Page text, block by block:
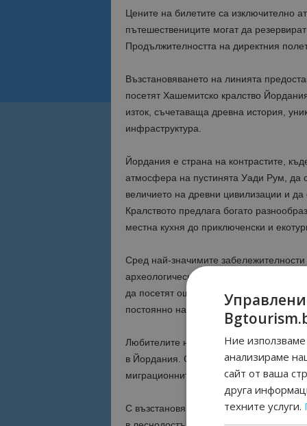
Цените на билетите са изключително
пътешествениците могат да
Продължителността на директния
Възстановяването на линията
посетят Хашемитско кралство
изток, съчетаваща древна история,
инфраструктура.
Йордания е страна на контрастите,
атмосфера на пустинята Уади Рум, да
величието на древни цивилизации и
Кралството предлага богато
местна кухня до приключенски и
Сред най-значимите
археологически обекти в света и част
да посетят още отлично запазения
постоянно населени градове на
Любителите на природата и
в Йордания. Сред популярните
миграционните маршрути, трекинг,
С възстановяването на директната
Ние
анализираме
сайт от ваша
друга
техните услуги.